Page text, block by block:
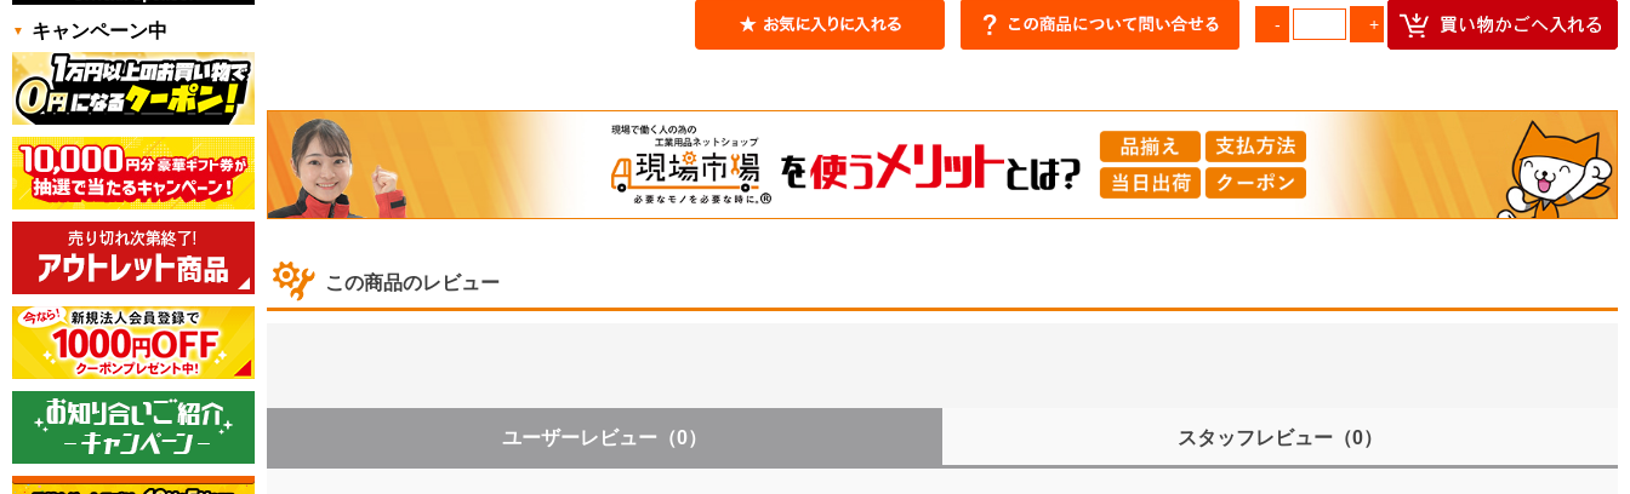
この商品のレビュー
ユーザーレビュー （0） スタッフレビュー （0）
キャンペーン中